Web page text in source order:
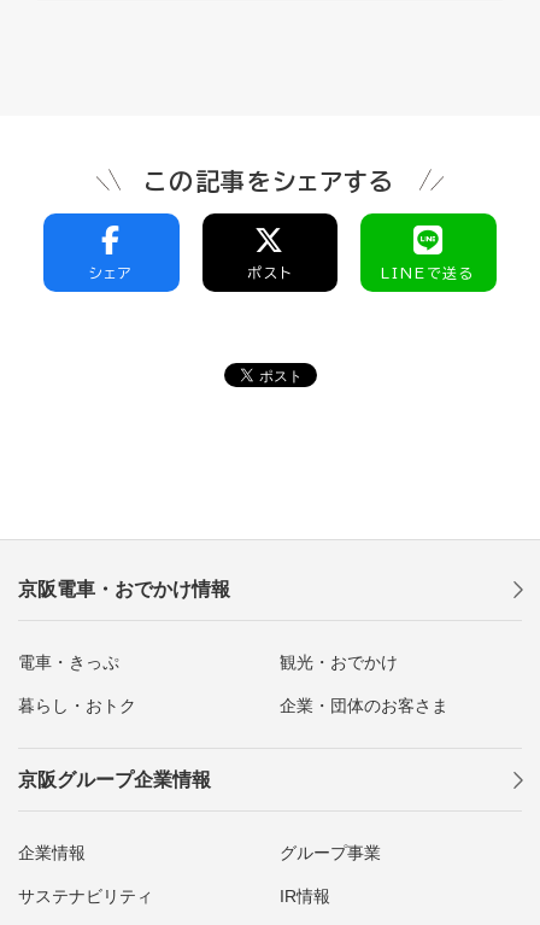
この記事をシェアする
シェア ポスト LINEで送る
京阪電車・おでかけ情報
電車・きっぷ 観光・おでかけ
暮らし・おトク 企業・団体のお客さま
京阪グループ企業情報
企業情報 グループ事業
サステナビリティ IR情報